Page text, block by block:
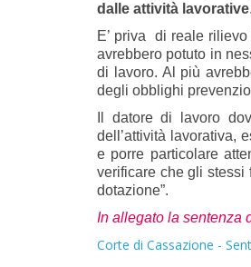
dalle attività lavorative.
E’ priva di reale
avrebbero potuto in
di lavoro. Al più
degli obblighi
Il datore di lavoro
dell’attività lavorativa,
e porre particolare
verificare che gli stessi
dotazione”.
In allegato la sentenza
Corte di Cassazione -